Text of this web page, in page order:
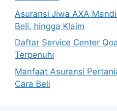
Asuransi Jiwa AXA
Beli, hingga Klaim
Daftar Service Center
Terpenuhi
Manfaat Asuransi
Cara Beli